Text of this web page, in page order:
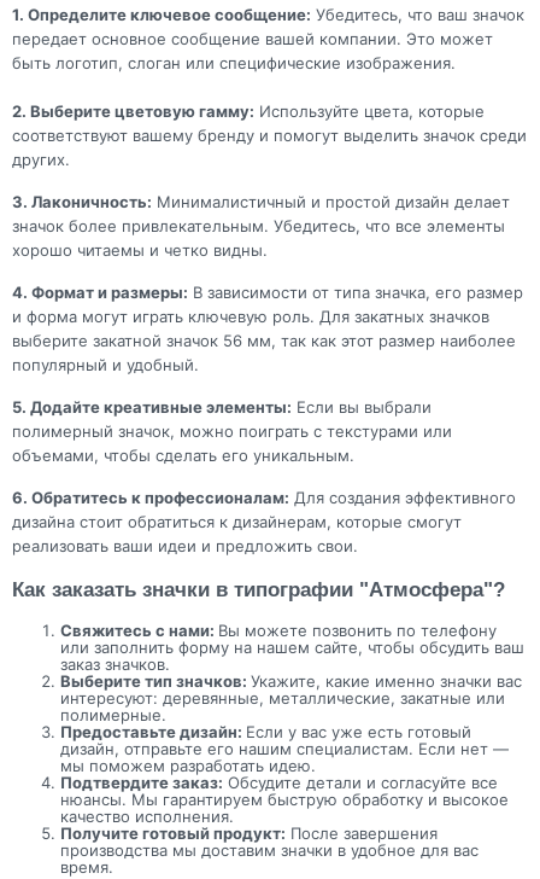
1. Определите ключевое сообщение: Убедитесь, что ваш значок
передает основное сообщение вашей компании. Это может
быть логотип, слоган или специфические изображения.
2. Выберите цветовую гамму: Используйте цвета, которые
соответствуют вашему бренду и помогут выделить значок среди
других.
3. Лаконичность: Минималистичный и простой дизайн делает
значок более привлекательным. Убедитесь, что все элементы
хорошо читаемы и четко видны.
4. Формат и размеры: В зависимости от типа значка, его размер
и форма могут играть ключевую роль. Для закатных значков
выберите закатной значок 56 мм, так как этот размер наиболее
популярный и удобный.
5. Додайте креативные элементы: Если вы выбрали
полимерный значок, можно поиграть с текстурами или
объемами, чтобы сделать его уникальным.
6. Обратитесь к профессионалам: Для создания эффективного
дизайна стоит обратиться к дизайнерам, которые смогут
реализовать ваши идеи и предложить свои.
Как заказать значки в типографии "Атмосфера"?
Свяжитесь с нами: Вы можете позвонить по телефону
или заполнить форму на нашем сайте, чтобы обсудить ваш
заказ значков.
Выберите тип значков: Укажите, какие именно значки вас
интересуют: деревянные, металлические, закатные или
полимерные.
Предоставьте дизайн: Если у вас уже есть готовый
дизайн, отправьте его нашим специалистам. Если нет —
мы поможем разработать идею.
Подтвердите заказ: Обсудите детали и согласуйте все
нюансы. Мы гарантируем быструю обработку и высокое
качество исполнения.
Получите готовый продукт: После завершения
производства мы доставим значки в удобное для вас
время.